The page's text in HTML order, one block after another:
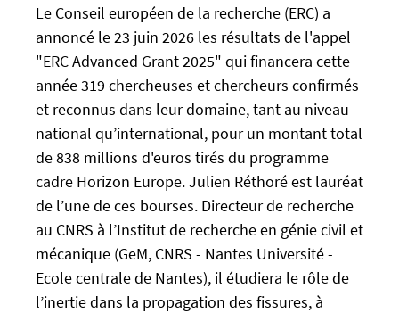
p
s
/
/
u
-
w
s
.
u
n
a
l
s
f
a
l
s
e
Le Conseil européen de la recherche (ERC) a
annoncé le 23 juin 2026 les résultats de l'appel
"ERC Advanced Grant 2025" qui financera cette
année 319 chercheuses et chercheurs confirmés
et reconnus dans leur domaine, tant au niveau
national qu’international, pour un montant total
de 838 millions d'euros tirés du programme
cadre Horizon Europe. Julien Réthoré est lauréat
de l’une de ces bourses. Directeur de recherche
au CNRS à l’Institut de recherche en génie civil et
mécanique (GeM, CNRS - Nantes Université -
Ecole centrale de Nantes), il étudiera le rôle de
l’inertie dans la propagation des fissures, à